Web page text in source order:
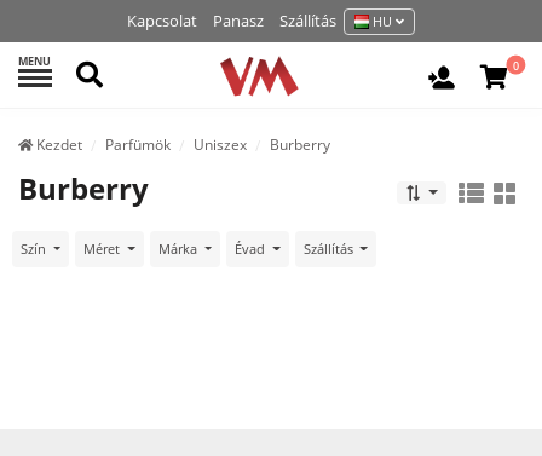
Kapcsolat Panasz Szállítás HU
MENU Keresés Belépés
0
Kezdet Parfümök Uniszex Burberry
Burberry
Szín Méret Márka Évad Szállítás